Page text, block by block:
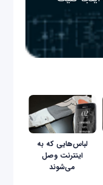
لباس‌هایی که به
اینترنت وصل
می‌شوند